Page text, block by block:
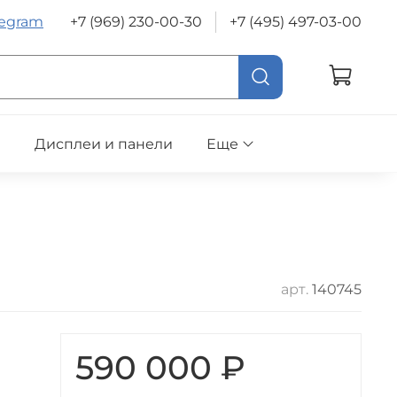
+7 (969) 230-00-30 +7 (495) 497-03-00
Дисплеи и панели Еще
арт. 140745
590 000 ₽